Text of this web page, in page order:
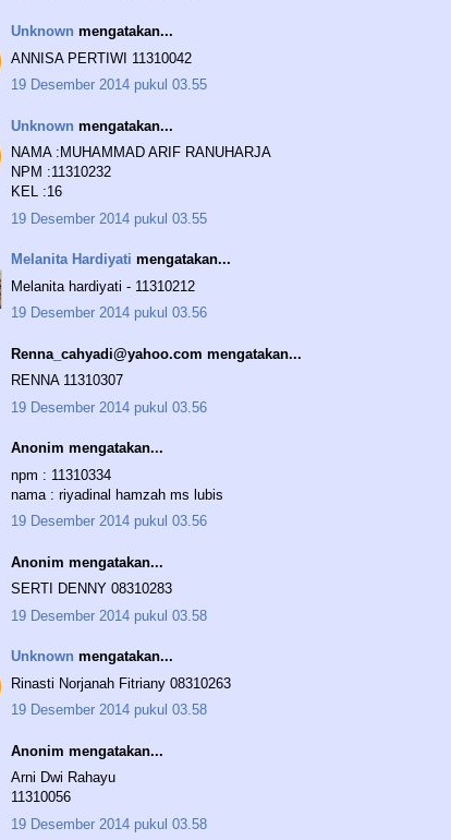
Unknown mengatakan...
ANNISA PERTIWI 11310042
19 Desember 2014 pukul 03.55
Unknown mengatakan...
NAMA :MUHAMMAD ARIF RANUHARJA
NPM :11310232
KEL :16
19 Desember 2014 pukul 03.55
Melanita Hardiyati mengatakan...
Melanita hardiyati - 11310212
19 Desember 2014 pukul 03.56
Renna_cahyadi@yahoo.com mengatakan...
RENNA 11310307
19 Desember 2014 pukul 03.56
Anonim mengatakan...
npm : 11310334
nama : riyadinal hamzah ms lubis
19 Desember 2014 pukul 03.56
Anonim mengatakan...
SERTI DENNY 08310283
19 Desember 2014 pukul 03.58
Unknown mengatakan...
Rinasti Norjanah Fitriany 08310263
19 Desember 2014 pukul 03.58
Anonim mengatakan...
Arni Dwi Rahayu
11310056
19 Desember 2014 pukul 03.58